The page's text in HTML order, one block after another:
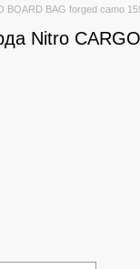
BOARD BAG forged camo
Nitro